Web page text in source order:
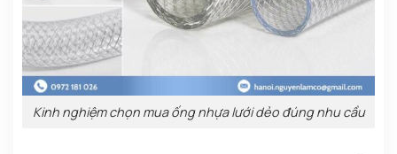
Kinh nghiệm chọn mua ống nhựa lưới dẻo đúng nhu cầu